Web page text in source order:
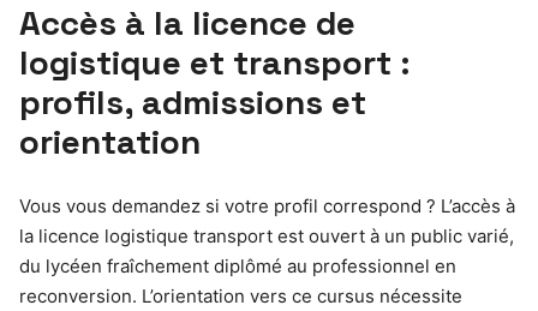
Accès à la licence de
logistique et transport :
profils, admissions et
orientation
Vous vous demandez si votre profil correspond ? L’accès à
la licence logistique transport est ouvert à un public varié,
du lycéen fraîchement diplômé au professionnel en
reconversion. L’orientation vers ce cursus nécessite